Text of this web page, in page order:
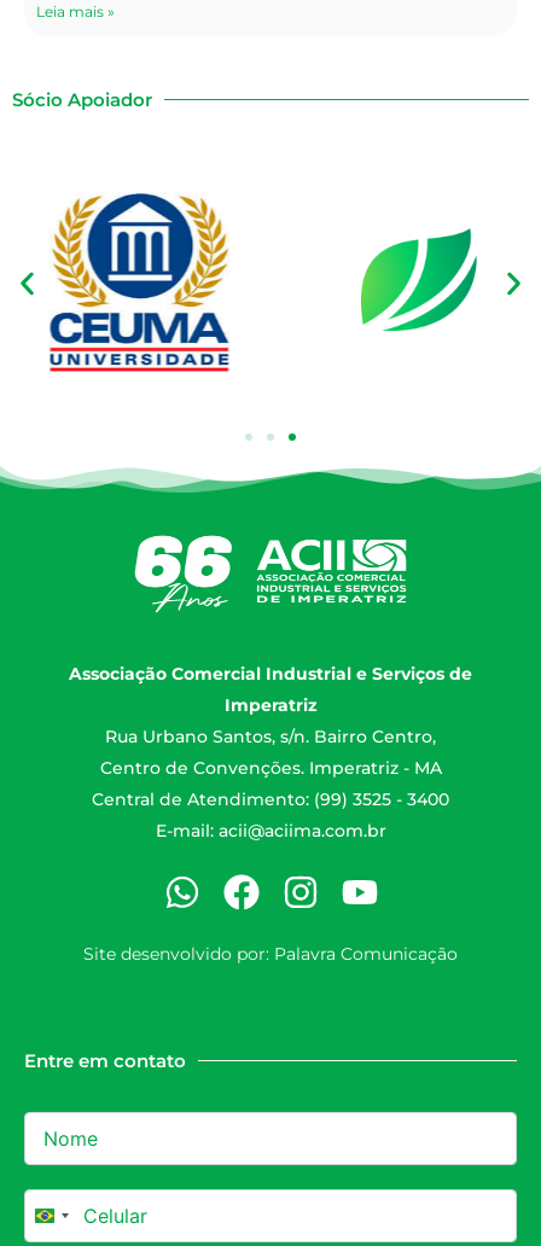
Leia mais »
Sócio Apoiador
Associação Comercial Industrial e Serviços de
Imperatriz
Rua Urbano Santos, s/n. Bairro Centro,
Centro de Convenções. Imperatriz - MA
Central de Atendimento: (99) 3525 - 3400
E-mail: acii@aciima.com.br
Site desenvolvido por: Palavra Comunicação
Entre em contato
Brazil +55